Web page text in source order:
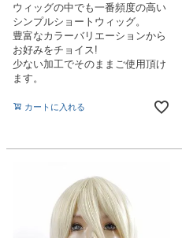
ウィッグの中でも一番頻度の高い
シンプルショートウィッグ。
豊富なカラーバリエーションから
お好みをチョイス!
少ない加工でそのままご使用頂け
ます。
カートに入れる